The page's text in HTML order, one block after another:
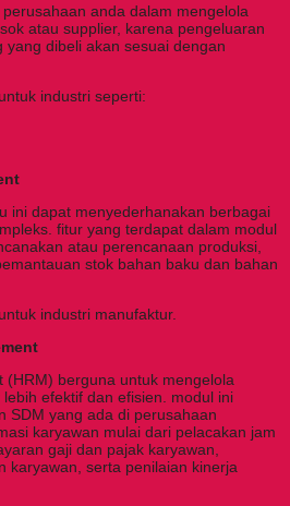
anda dalam mengelola
atau supplier, karena pengeluaran
dibeli akan sesuai dengan
industri seperti:
ini dapat menyederhanakan berbagai
fitur yang terdapat dalam modul
atau perencanaan produksi,
stok bahan baku dan bahan
industri manufaktur.
(HRM) berguna untuk mengelola
efektif dan efisien. modul ini
SDM yang ada di perusahaan
karyawan mulai dari pelacakan jam
gaji dan pajak karyawan,
karyawan, serta penilaian kinerja